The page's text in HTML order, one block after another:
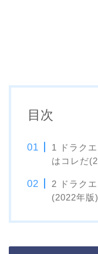
目次
1 ドラク
はコレだ
2 ドラク
(2022年版